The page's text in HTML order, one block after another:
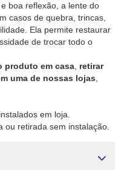
boa reflexão, a lente do
casos de quebra, trincas,
Ela permite restaurar
de trocar todo o
produto em casa retirar
uma de nossas lojas
em loja.
ou retirada sem instalação.